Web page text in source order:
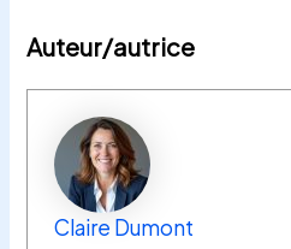
Auteur/autrice
Claire Dumont